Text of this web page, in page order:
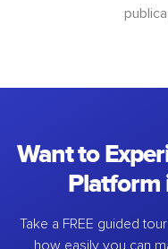
Want to
Platform
Take a FREE guided
how easily you can